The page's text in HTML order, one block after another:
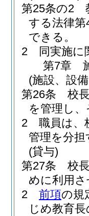
第25条の2
する法律
できる。
2
同実施
第7章
(施設、設
第26条
校
を管理し
2
職員は、
管理を分担
(貸与)
第27条
校
めに利用
2
前項の規
じめ教育